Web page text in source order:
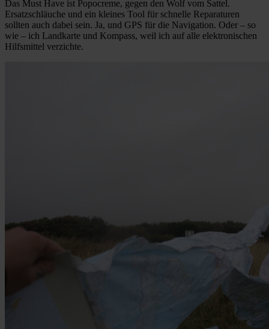
Das Must Have ist Popocreme, gegen den Wolf vom Sattel.
Ersatzschläuche und ein kleines Tool für schnelle Reparaturen
sollten auch dabei sein. Ja, und GPS für die Navigation. Oder – so
wie – ich Landkarte und Kompass, weil ich auf alle elektronischen
Hilfsmittel verzichte.